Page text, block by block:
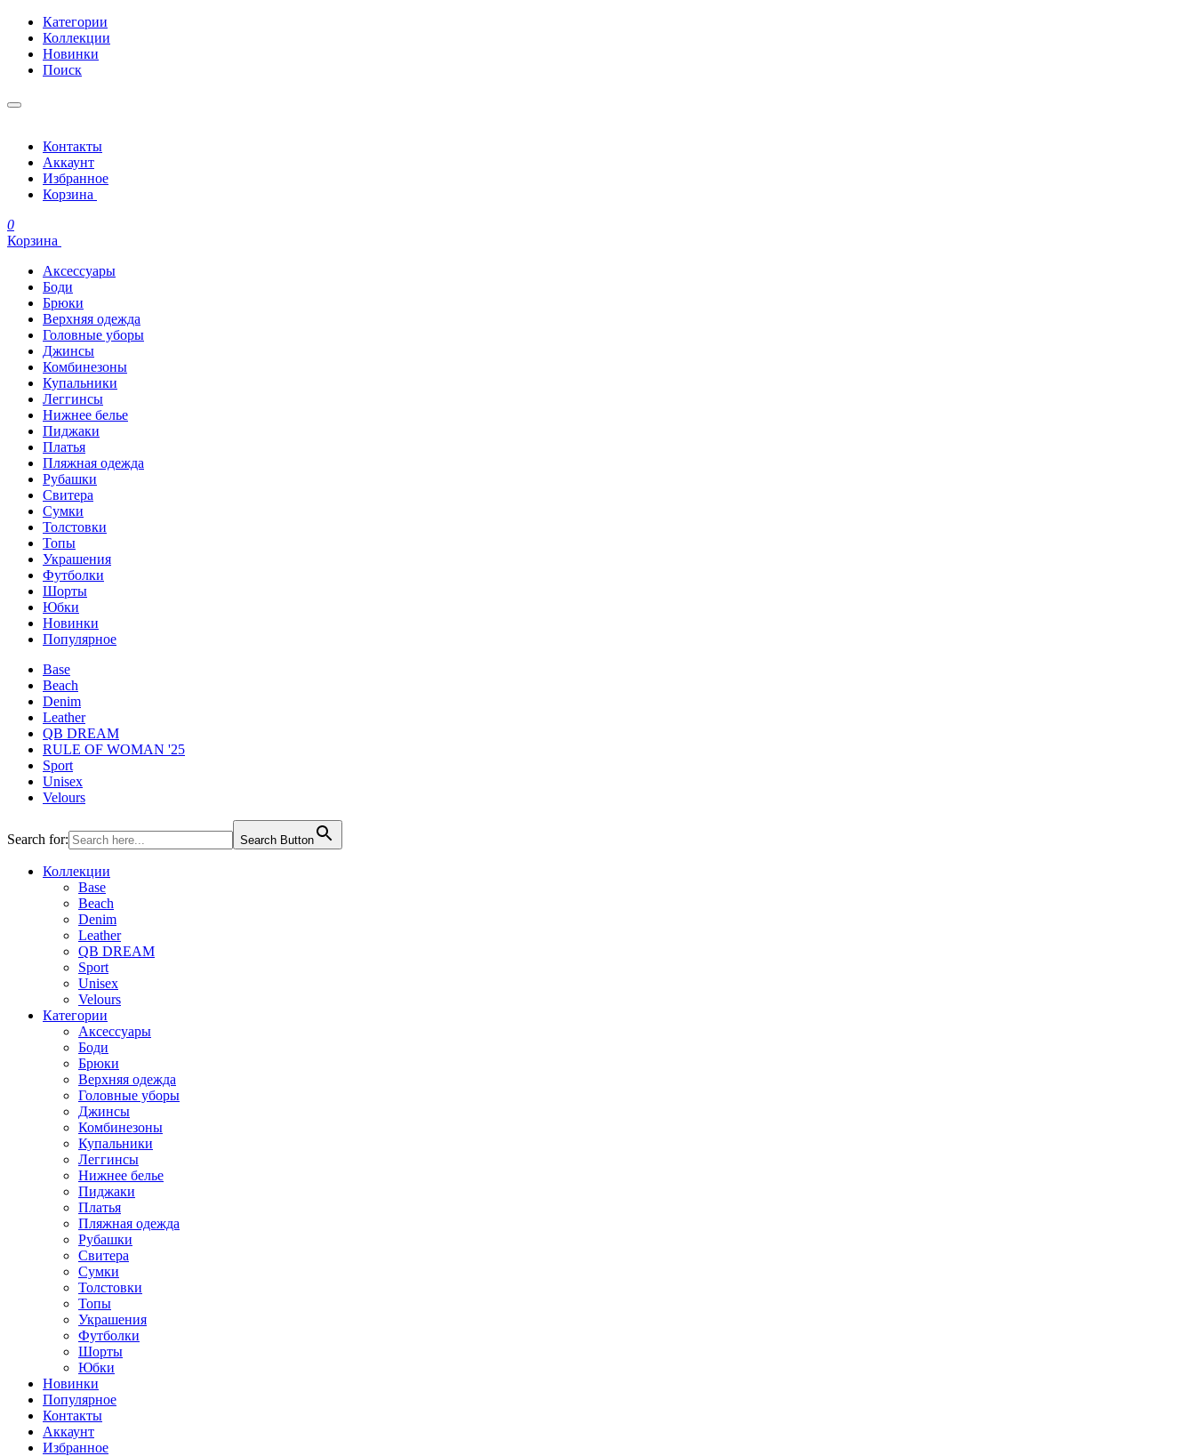
Категории
Коллекции
Новинки
Поиск
Контакты
Аккаунт
Избранное
Корзина
0
Корзина
Аксессуары
Боди
Брюки
Верхняя одежда
Головные уборы
Джинсы
Комбинезоны
Купальники
Леггинсы
Нижнее белье
Пиджаки
Платья
Пляжная одежда
Рубашки
Свитера
Сумки
Толстовки
Топы
Украшения
Футболки
Шорты
Юбки
Новинки
Популярное
Base
Beach
Denim
Leather
QB DREAM
RULE OF WOMAN '25
Sport
Unisex
Velours
Search for: Search Button
Коллекции
Base
Beach
Denim
Leather
QB DREAM
Sport
Unisex
Velours
Категории
Аксессуары
Боди
Брюки
Верхняя одежда
Головные уборы
Джинсы
Комбинезоны
Купальники
Леггинсы
Нижнее белье
Пиджаки
Платья
Пляжная одежда
Рубашки
Свитера
Сумки
Толстовки
Топы
Украшения
Футболки
Шорты
Юбки
Новинки
Популярное
Контакты
Аккаунт
Избранное